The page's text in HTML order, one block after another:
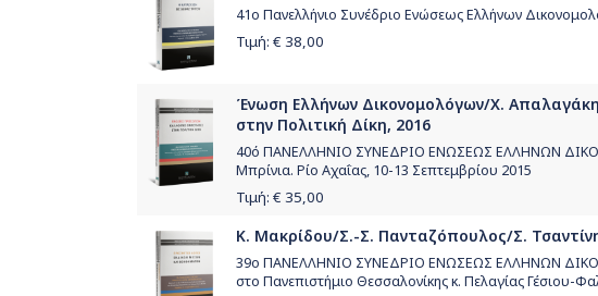
41ο Πανελλήνιο Συνέδριο Ενώσεως Ελλήνων
Τιμή: € 38,00
Ένωση Ελλήνων Δικονομολόγων/Χ.
στην Πολιτική Δίκη, 2016
40ό ΠΑΝΕΛΛΗΝΙΟ ΣΥΝΕΔΡΙΟ ΕΝΩΣΕΩΣ ΕΛΛΗΝΩΝ
Μπρίνια. Ρίο Αχαΐας, 10-13 Σεπτεμβρίου 2015
Τιμή: € 35,00
Κ. Μακρίδου/Σ.-Σ. Πανταζόπουλος/Σ.
39ο ΠΑΝΕΛΛΗΝΙΟ ΣΥΝΕΔΡΙΟ ΕΝΩΣΕΩΣ ΕΛΛΗΝΩΝ
στο Πανεπιστήμιο Θεσσαλονίκης κ. Πελαγίας Γέσιου-